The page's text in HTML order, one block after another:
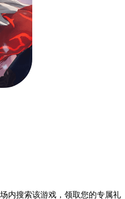
内搜索该游戏，领取您的专属礼